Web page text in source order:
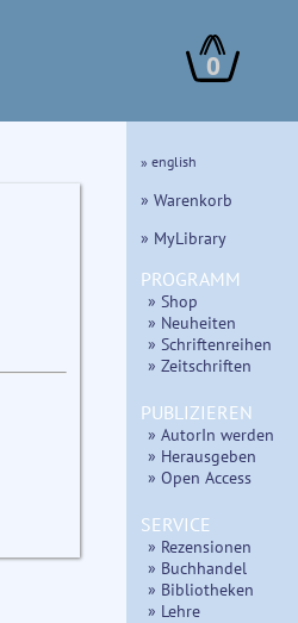
0
» english
» Warenkorb
» MyLibrary
PROGRAMM
» Shop
» Neuheiten
» Schriftenreihen
» Zeitschriften
PUBLIZIEREN
» AutorIn werden
» Herausgeben
» Open Access
SERVICE
» Rezensionen
» Buchhandel
» Bibliotheken
» Lehre